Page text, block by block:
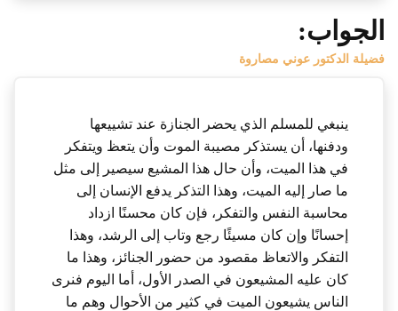
الجواب:
فضيلة الدكتور عوني مصاروة
ينبغي للمسلم الذي يحضر الجنازة عند تشييعها
ودفنها، أن يستذكر مصيبة الموت وأن يتعظ ويتفكر
في هذا الميت، وأن حال هذا المشيع سيصير إلى مثل
ما صار إليه الميت، وهذا التذكر يدفع الإنسان إلى
محاسبة النفس والتفكر، فإن كان محسنًا ازداد
إحسانًا وإن كان مسيئًا رجع وتاب إلى الرشد، وهذا
التفكر والاتعاظ مقصود من حضور الجنائز، وهذا ما
كان عليه المشيعون في الصدر الأول، أما اليوم فنرى
الناس يشيعون الميت في كثير من الأحوال وهم ما